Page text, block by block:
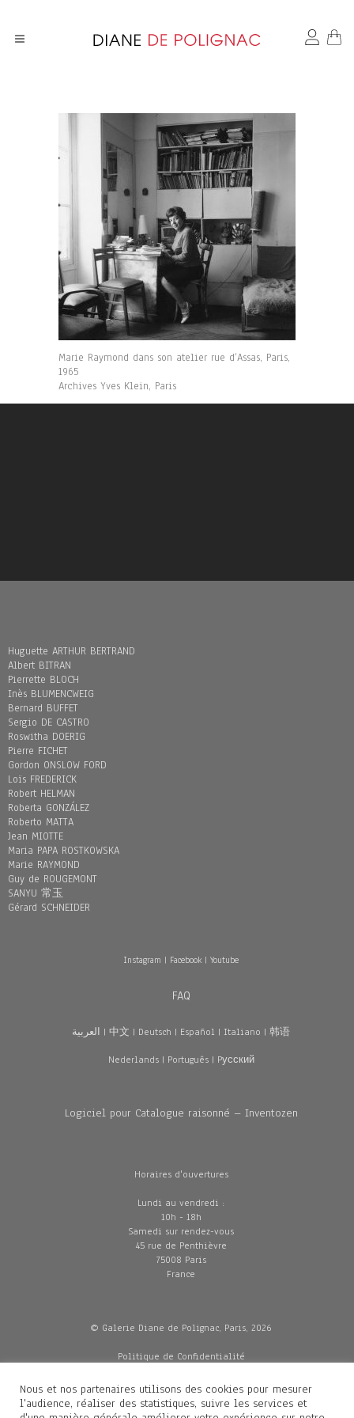
Marie Raymond dans son atelier rue d’Assas, Paris,
1965
Archives Yves Klein, Paris
Huguette ARTHUR BERTRAND
Albert BITRAN
Pierrette BLOCH
Inès BLUMENCWEIG
Bernard BUFFET
Sergio DE CASTRO
Roswitha DOERIG
Pierre FICHET
Gordon ONSLOW FORD
Loïs FREDERICK
Robert HELMAN
Roberta GONZÁLEZ
Roberto MATTA
Jean MIOTTE
Maria PAPA ROSTKOWSKA
Marie RAYMOND
Guy de ROUGEMONT
SANYU 常玉
Gérard SCHNEIDER
Instagram | Facebook| Youtube
FAQ
العربية | 中文 | Deutsch | Español | Italiano | 韩语
Nederlands| Português| Pусский
Logiciel pour Catalogue raisonné – Inventozen
Horaires d'ouvertures
Lundi au vendredi :
10h - 18h
Samedi sur rendez-vous
45 rue de Penthièvre
75008 Paris
France
© Galerie Diane de Polignac, Paris, 2026
Politique de Confidentialité
Mentions légales
Livraisons
Nous et nos partenaires utilisons des cookies pour mesurer
l'audience, réaliser des statistiques, suivre les services et